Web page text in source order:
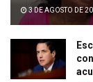
3 DE AGOSTO DE